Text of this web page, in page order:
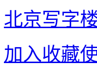
北京写字
加入收藏